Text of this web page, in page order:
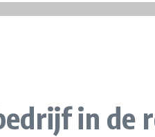
in de